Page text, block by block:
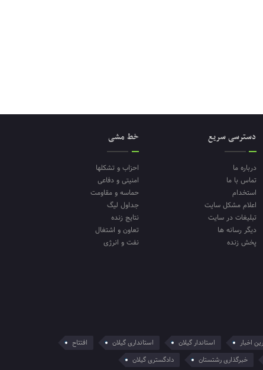
دسترسی سریع
درباره ما
تماس با ما
استخدام
اعلام مشکل سایت
تبلیغات در سایت
دیگر رسانه ها
پخش زنده
خط مشی
احزاب و تشکلها
امنیتی و دفاعی
حماسه و مقاومت
جداول لیگ
نتایج زنده
تعاون و اشتغال
نفت و انرژی
اخبار استاندار گیلان استانداری گیلان
افتتاح
خبرگذاری رشتستان دادگستری گیلان